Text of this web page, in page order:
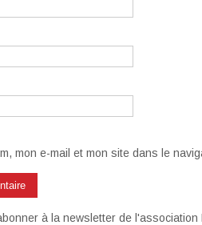
mon e-mail et mon site dans le
à la newsletter de l'association